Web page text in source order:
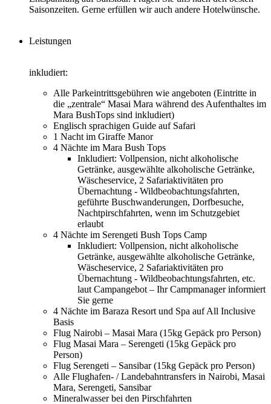
Saisonzeiten. Gerne erfüllen wir auch andere Hotelwünsche.
Leistungen
inkludiert:
Alle Parkeintrittsgebühren wie angeboten (Eintritte in
die „zentrale“ Masai Mara während des Aufenthaltes im
Mara BushTops sind inkludiert)
Englisch sprachigen Guide auf Safari
1 Nacht im Giraffe Manor
4 Nächte im Mara Bush Tops
Inkludiert: Vollpension, nicht alkoholische
Getränke, ausgewählte alkoholische Getränke,
Wäscheservice, 2 Safariaktivitäten pro
Übernachtung - Wildbeobachtungsfahrten,
geführte Buschwanderungen, Dorfbesuche,
Nachtpirschfahrten, wenn im Schutzgebiet
erlaubt
4 Nächte im Serengeti Bush Tops Camp
Inkludiert: Vollpension, nicht alkoholische
Getränke, ausgewählte alkoholische Getränke,
Wäscheservice, 2 Safariaktivitäten pro
Übernachtung - Wildbeobachtungsfahrten, etc.
laut Campangebot – Ihr Campmanager informiert
Sie gerne
4 Nächte im Baraza Resort und Spa auf All Inclusive
Basis
Flug Nairobi – Masai Mara (15kg Gepäck pro Person)
Flug Masai Mara – Serengeti (15kg Gepäck pro
Person)
Flug Serengeti – Sansibar (15kg Gepäck pro Person)
Alle Flughafen- / Landebahntransfers in Nairobi, Masai
Mara, Serengeti, Sansibar
Mineralwasser bei den Pirschfahrten